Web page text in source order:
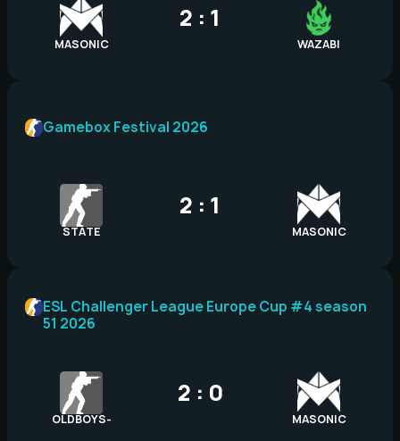
MASONIC
2 : 1
WAZABI
STATE
2 : 1
MASONIC
Gamebox Festival 2026
OLDBOYS-
2 : 0
MASONIC
ESL Challenger League Europe Cup #4 season
51 2026